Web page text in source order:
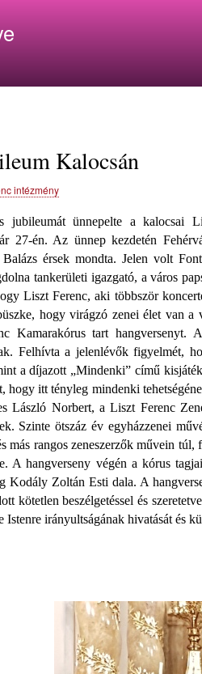
Kalocsán
intézmény
jubileumát ünnepelte a kalocsai
27-én. Az ünnep kezdetén
érsek mondta. Jelen volt
tankerületi igazgató, a város
Liszt Ferenc, aki többször
hogy virágzó zenei élet van
Kamarakórus tart
Felhívta a jelenlévők figyelmét,
a díjazott „Mindenki” című
hogy itt tényleg mindenki
László Norbert, a Liszt Ferenc
Szinte ötszáz év egyházzenei
más rangos zeneszerzők művein
A hangverseny végén a kórus
Kodály Zoltán Esti dala. A
kötetlen beszélgetéssel és
Istenre irányultságának hivatását és